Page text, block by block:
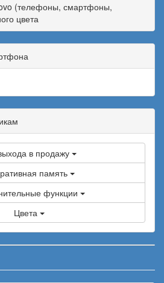
(телефоны, смартфоны,
цвета
в продажу
память
функции
Цвета